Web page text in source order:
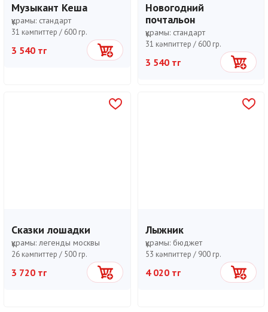
Музыкант Кеша
құрамы: стандарт
31 кәмпиттер / 600 гр.
3 540 тг Себетке
Новогодний
почтальон
құрамы: стандарт
31 кәмпиттер / 600 гр.
3 540 тг Себетке
Сказки лошадки
құрамы: легенды москвы
26 кәмпиттер / 500 гр.
3 720 тг Себетке
Лыжник
құрамы: бюджет
53 кәмпиттер / 900 гр.
4 020 тг Себетке